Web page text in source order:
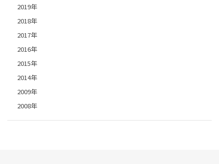
2019年
2018年
2017年
2016年
2015年
2014年
2009年
2008年